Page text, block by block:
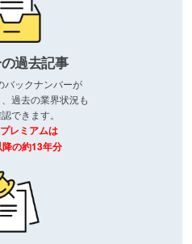
過去記事
バックナンバーが
過去の業界状況も
できます。
レミアムは
の約13年分